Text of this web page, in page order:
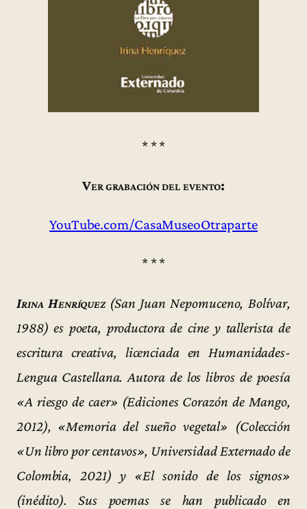
* * *
Ver grabación del evento:
YouTube.com/CasaMuseoOtraparte
* * *
Irina Henríquez(San Juan Nepomuceno, Bolívar,
1988) es poeta, productora de cine y tallerista de
escritura creativa, licenciada en Humanidades-
Lengua Castellana. Autora de los libros de poesía
«A riesgo de caer» (Ediciones Corazón de Mango,
2012), «Memoria del sueño vegetal» (Colección
«Un libro por centavos», Universidad Externado de
Colombia, 2021) y «El sonido de los signos»
(inédito). Sus poemas se han publicado en